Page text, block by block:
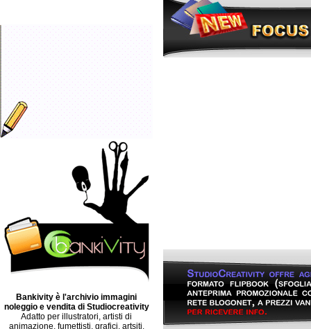
Bankivity è l'archivio immagini
noleggio e vendita di Studiocreativity
Adatto per illustratori, artisti di
animazione, fumettisti, grafici, artsiti.